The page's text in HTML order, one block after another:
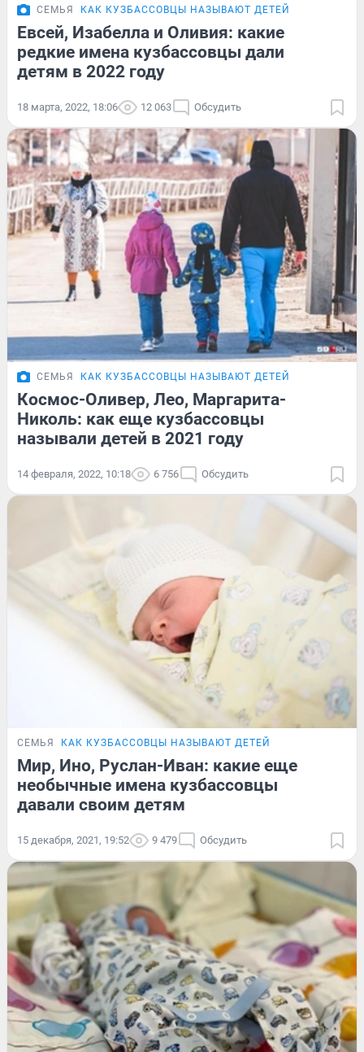
СЕМЬЯ КАК КУЗБАССОВЦЫ НАЗЫВАЮТ ДЕТЕЙ
Евсей, Изабелла и Оливия: какие
редкие имена кузбассовцы дали
детям в 2022 году
18 марта, 2022, 18:06 12 063 Обсудить
СЕМЬЯ КАК КУЗБАССОВЦЫ НАЗЫВАЮТ ДЕТЕЙ
Космос-Оливер, Лео, Маргарита-
Николь: как еще кузбассовцы
называли детей в 2021 году
14 февраля, 2022, 10:18 6 756 Обсудить
СЕМЬЯ КАК КУЗБАССОВЦЫ НАЗЫВАЮТ ДЕТЕЙ
Мир, Ино, Руслан-Иван: какие еще
необычные имена кузбассовцы
давали своим детям
15 декабря, 2021, 19:52 9 479 Обсудить